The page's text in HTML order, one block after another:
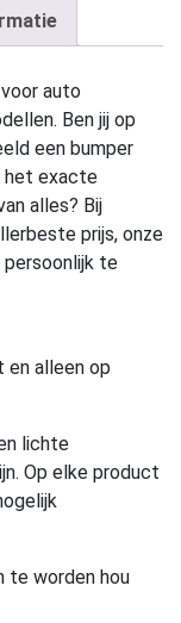
auto
Ben jij op
een bumper
het exacte
alles? Bij
prijs, onze
persoonlijk te
en alleen op
lichte
Op elke product
te worden hou